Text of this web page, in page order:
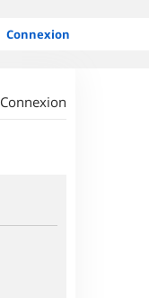
Connexion
Connexion